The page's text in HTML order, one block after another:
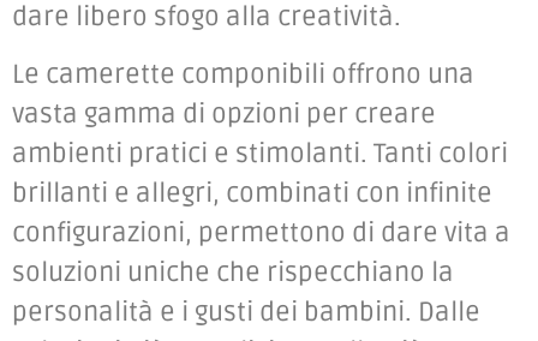
dare libero sfogo alla creatività.
Le camerette componibili offrono una
vasta gamma di opzioni per creare
ambienti pratici e stimolanti. Tanti colori
brillanti e allegri, combinati con infinite
configurazioni, permettono di dare vita a
soluzioni uniche che rispecchiano la
personalità e i gusti dei bambini. Dalle